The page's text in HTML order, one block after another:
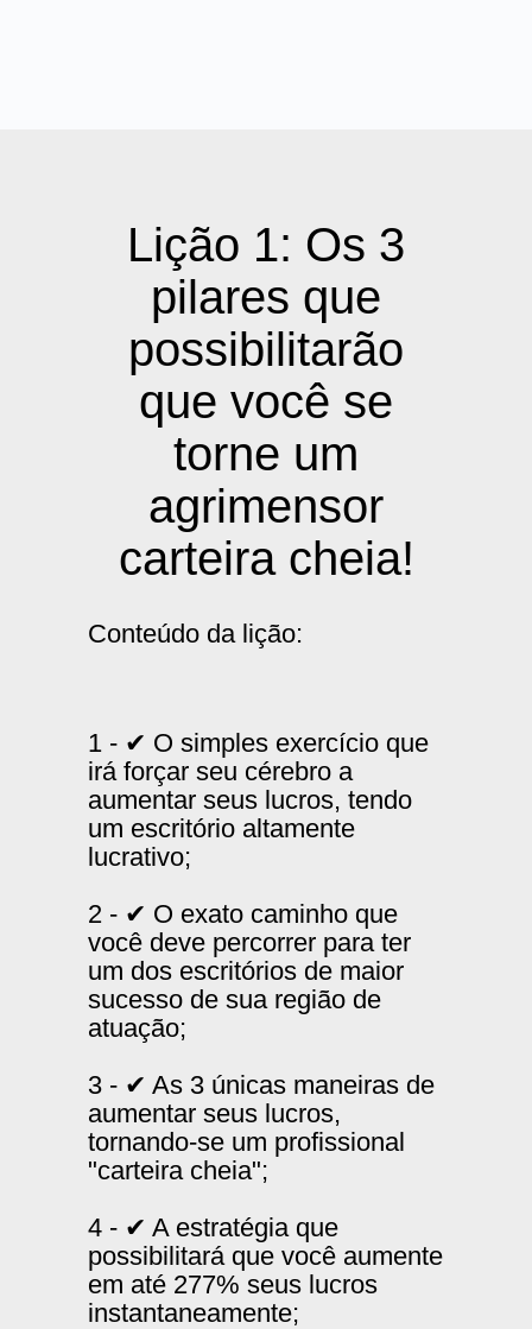
Lição 1: Os 3
pilares que
possibilitarão
que você se
torne um
agrimensor
carteira cheia!
Conteúdo da lição:
1 - ✔ O simples exercício que
irá forçar seu cérebro a
aumentar seus lucros, tendo
um escritório altamente
lucrativo;
2 - ✔ O exato caminho que
você deve percorrer para ter
um dos escritórios de maior
sucesso de sua região de
atuação;
3 - ✔ As 3 únicas maneiras de
aumentar seus lucros,
tornando-se um profissional
"carteira cheia";
4 - ✔ A estratégia que
possibilitará que você aumente
em até 277% seus lucros
instantaneamente;